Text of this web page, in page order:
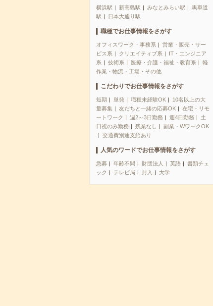
横浜駅 新高島駅 みなとみらい駅
馬車道
駅
日本大通り駅
職種でお仕事情報をさがす
オフィスワーク・事務系
営業・販売・サー
ビス系
クリエイティブ系
IT・エンジニア
系
技術系 医療・介護・福祉・教育系
軽
作業・物流・工場・その他
こだわりでお仕事情報をさがす
短期 単発 職種未経験OK
10名以上の大
量募集
友だちと一緒の応募OK
在宅・リモ
ートワーク
週2～3日勤務 週4日勤務
土
日祝のみ勤務
残業なし
副業・WワークOK
交通費別途支給あり
人気のワードでお仕事情報をさがす
急募 年齢不問 財団法人 英語
書類チェ
ック
テレビ局 封入 大学